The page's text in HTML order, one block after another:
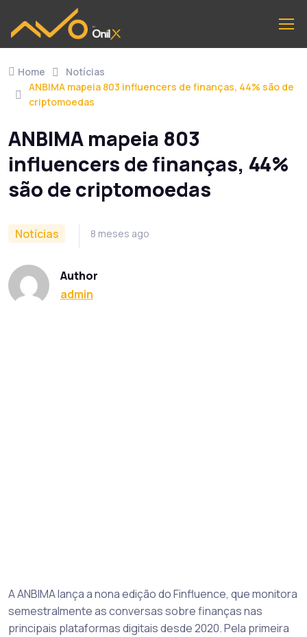
Home
Notícias
ANBIMA mapeia 803 influencers de finanças, 44% são de
criptomoedas
ANBIMA mapeia 803
influencers de finanças, 44%
são de criptomoedas
Notícias 8 meses ago
Author
admin
A ANBIMA lança a nona edição do Finfluence, que monitora
semestralmente as conversas sobre finanças nas
principais plataformas digitais desde 2020. Pela primeira